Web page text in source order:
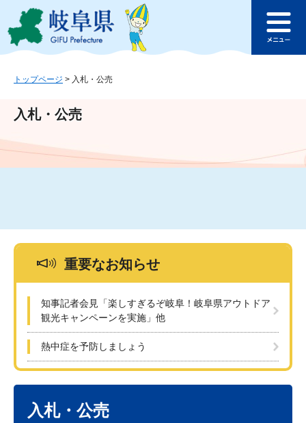
ジ
ュ
文
このページの本文へ
ュ
トップページ > 入札・公売
入札・公売
重要なお知らせ
知事記者会見「楽しすぎるぞ岐阜！岐阜県アウトドア
観光キャンペーンを実施」他
熱中症を予防しましょう
入札・公売